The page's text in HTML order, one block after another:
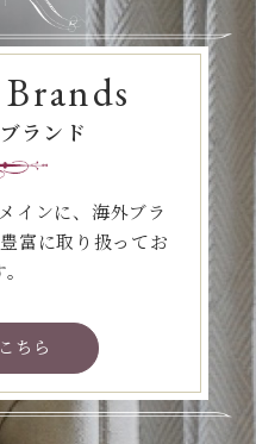
ランド
インに、海外ブラ
富に取り扱ってお
ちら